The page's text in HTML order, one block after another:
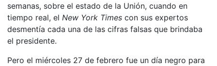
semanas, sobre el estado de la Unión, cuando en
tiempo real, el New York Times con sus expertos
desmentía cada una de las cifras falsas que brindaba
el presidente.
Pero el miércoles 27 de febrero fue un día negro para